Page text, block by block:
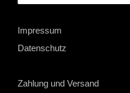
Impressum
Datenschutz
Zahlung und Versand